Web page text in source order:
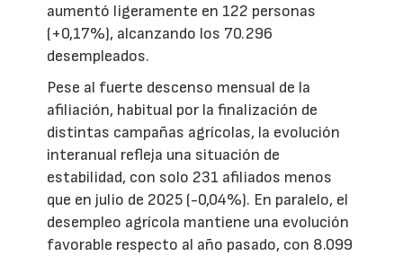
aumentó ligeramente en 122 personas
(+0,17%), alcanzando los 70.296
desempleados.
Pese al fuerte descenso mensual de la
afiliación, habitual por la finalización de
distintas campañas agrícolas, la evolución
interanual refleja una situación de
estabilidad, con solo 231 afiliados menos
que en julio de 2025 (-0,04%). En paralelo, el
desempleo agrícola mantiene una evolución
favorable respecto al año pasado, con 8.099